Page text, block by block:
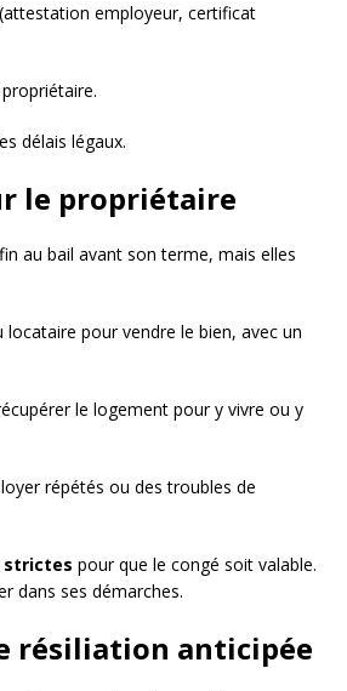
employeur, certificat
délais légaux.
le propriétaire
au bail avant son terme, mais elles
pour vendre le bien, avec un
le logement pour y vivre ou y
répétés ou des troubles de
pour que le congé soit valable.
dans ses démarches.
résiliation anticipée